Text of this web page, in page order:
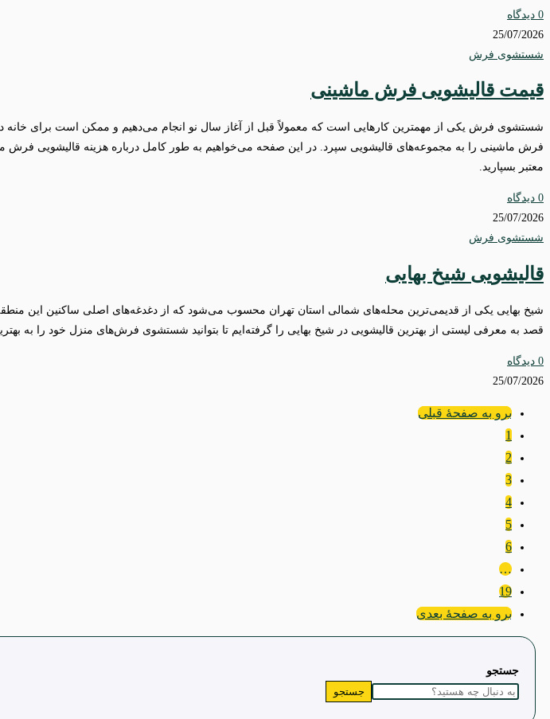
0 دیدگاه
25/07/2026
شستشوی فرش
قیمت قالیشویی فرش ماشینی
شستشوی فرش یکی از مهمترین کارهایی است که معمولاً قبل از آغاز سال نو انجام می‌دهیم و ممکن است برای
فرش ماشینی را به مجموعه‌های قالیشویی سپرد. در این صفحه می‌خواهیم به طور کامل درباره هزینه قالیشویی
معتبر بسپارید.
0 دیدگاه
25/07/2026
شستشوی فرش
قالیشویی شیخ بهایی
شیخ بهایی یکی از قدیمی‌ترین محله‌های شمالی استان تهران محسوب می‌شود که از دغدغه‌های اصلی ساکنین این
قصد به معرفی لیستی از بهترین قالیشویی در شیخ بهایی را گرفته‌ایم تا بتوانید شستشوی فرش‌های منزل خود را به
0 دیدگاه
25/07/2026
برو به صفحۀ قبلی
1
2
3
4
5
6
…
19
برو به صفحۀ بعدی
جستجو
جستجو